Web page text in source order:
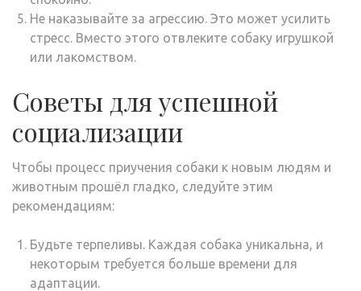
Не наказывайте за агрессию. Это может усилить
стресс. Вместо этого отвлеките собаку игрушкой
или лакомством.
Советы для успешной
социализации
Чтобы процесс приучения собаки к новым людям и
животным прошёл гладко, следуйте этим
рекомендациям:
Будьте терпеливы. Каждая собака уникальна, и
некоторым требуется больше времени для
адаптации.